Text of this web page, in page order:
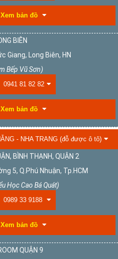
bản đồ
BIÊN
Giang, Long Biên, HN
Bếp Vũ Sơn)
0941 81 82 82
bản đồ
- NHA TRANG (đỗ được ô tô)
BÌNH THẠNH, QUẬN 2
5, Q.Phú Nhuận, Tp.HCM
Học Cao Bá Quát)
0989 33 9188
bản đồ
QUẬN 9